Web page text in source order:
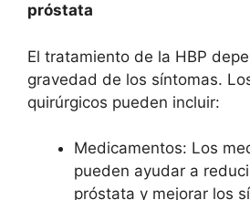
próstata
El tratamiento de la HBP
gravedad de los síntomas.
quirúrgicos pueden incluir:
Medicamentos: Los
pueden ayudar a
próstata y mejorar los